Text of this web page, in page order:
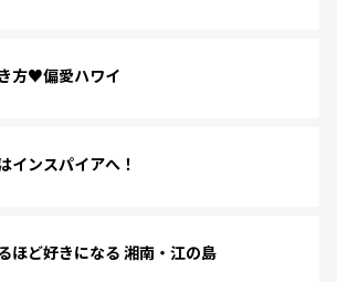
方♥偏愛ハワイ
インスパイアへ！
ほど好きになる 湘南・江の島